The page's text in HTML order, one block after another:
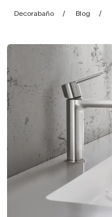
Decorabaño Blog